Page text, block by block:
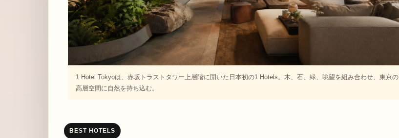
1 Hotel Tokyoは、赤坂トラストタワー上層階に開いた日本初の1 Hotels。木、石、緑、眺望を組み合わせ、東京の
高層空間に自然を持ち込む。
BEST HOTELS